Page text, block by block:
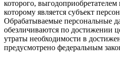
которого,
которому является субъект
Обрабатываемые персональные
обезличиваются по достижении
утраты необходимости в
предусмотрено федеральным